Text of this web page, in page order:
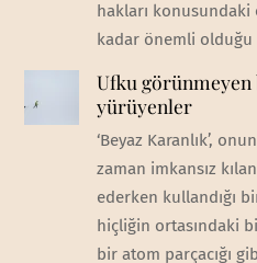
hakları konusundaki
kadar önemli olduğu
Ufku görünmeyen
yürüyenler
‘Beyaz Karanlık’,
zaman imkansız
ederken kullandığı
hiçliğin ortasındaki
bir atom parçacığı